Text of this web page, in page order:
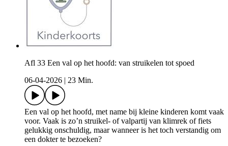
Afl 33 Een val op het hoofd: van struikelen tot spoed
06-04-2026
23 Min.
Een val op het hoofd, met name bij kleine kinderen komt vaak
voor. Vaak is zo’n struikel- of valpartij van klimrek of fiets
gelukkig onschuldig, maar wanneer is het toch verstandig om
een dokter te bezoeken?